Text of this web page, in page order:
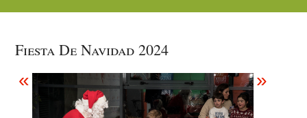
Fiesta De Navidad 2024
« »